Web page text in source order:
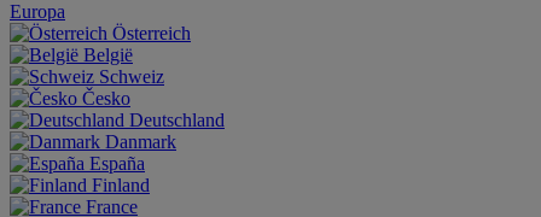
Europa
Österreich
België
Schweiz
Česko
Deutschland
Danmark
España
Finland
France